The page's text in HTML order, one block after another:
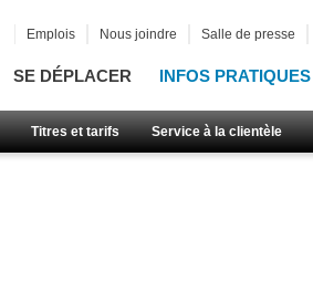
SE DÉPLACER INFOS PRATIQUES
Titres et tarifs Service à la clientèle
Emplois Nous joindre Salle de presse